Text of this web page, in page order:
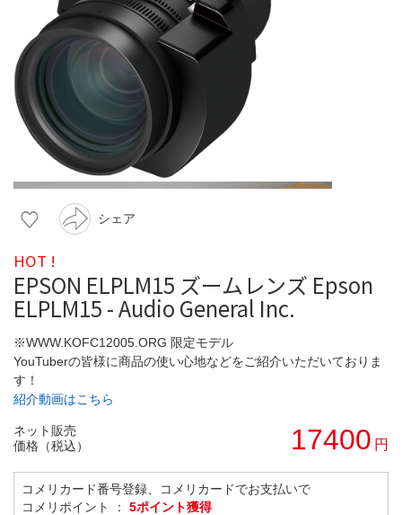
シェア
HOT !
EPSON ELPLM15 ズームレンズ Epson
ELPLM15 - Audio General Inc.
※WWW.KOFC12005.ORG 限定モデル
YouTuberの皆様に商品の使い心地などをご紹介いただいておりま
す！
紹介動画はこちら
ネット販売
価格（税込）
17400 円
コメリカード番号登録、コメリカードでお支払いで
コメリポイント ： 5ポイント獲得